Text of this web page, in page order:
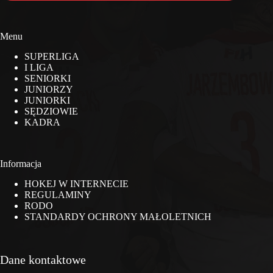
Menu
SUPERLIGA
I LIGA
SENIORKI
JUNIORZY
JUNIORKI
SĘDZIOWIE
KADRA
Informacja
HOKEJ W INTERNECIE
REGULAMINY
RODO
STANDARDY OCHRONY MAŁOLETNICH
Dane kontaktowe